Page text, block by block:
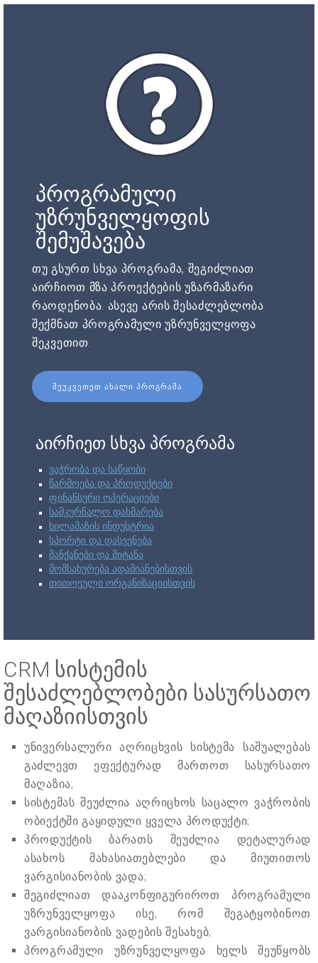
პროგრამული
უზრუნველყოფის
შემუშავება
თუ გსურთ სხვა პროგრამა, შეგიძლიათ
აირჩიოთ მზა პროექტების უზარმაზარი
რაოდენობა. ასევე არის შესაძლებლობა
შექმნათ პროგრამული უზრუნველყოფა
შეკვეთით.
ᲨᲔᲣᲙᲕᲔᲗᲔᲗ ᲐᲮᲐᲚᲘ ᲞᲠᲝᲒᲠᲐᲛᲐ
აირჩიეთ სხვა პროგრამა
ვაჭრობა და საწყობი
წარმოება და პროდუქტები
ფინანსური ოპერაციები
სამკურნალო დახმარება
სილამაზის ინდუსტრია
სპორტი და დასვენება
მანქანები და მიტანა
მომსახურება ადამიანებისთვის
თითოეული ორგანიზაციისთვის
CRM სისტემის
შესაძლებლობები სასურსათო
მაღაზიისთვის
უნივერსალური აღრიცხვის სისტემა საშუალებას
გაძლევთ ეფექტურად მართოთ სასურსათო
მაღაზია;
სისტემას შეუძლია აღრიცხოს საცალო ვაჭრობის
ობიექტში გაყიდული ყველა პროდუქტი;
პროდუქტის ბარათს შეუძლია დეტალურად
ასახოს მახასიათებლები და მიუთითოს
ვარგისიანობის ვადა;
შეგიძლიათ დააკონფიგურიროთ პროგრამული
უზრუნველყოფა ისე, რომ შეგატყობინოთ
ვარგისიანობის ვადების შესახებ;
პროგრამული უზრუნველყოფა ხელს შეუწყობს